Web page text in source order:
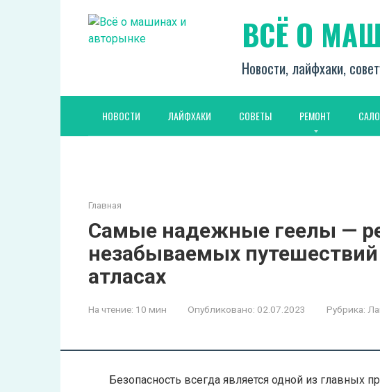
ВСЁ О
Новости, лайфхаки,
НОВОСТИ ЛАЙФХАКИ СОВЕТЫ РЕМОНТ
Главная
Самые надежные геелы —
незабываемых
атласах
На чтение: 10 мин Опубликовано: 02.07.2023 Рубрика:
Безопасность всегда является одной из главных